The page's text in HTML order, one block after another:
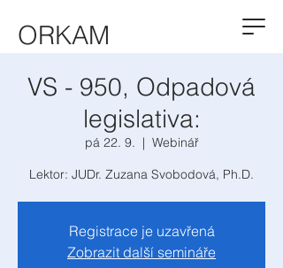
ORKAM
VS - 950, Odpadová
legislativa:
pá 22. 9.
  |
Webinář
Lektor: JUDr. Zuzana Svobodová, Ph.D.
Registrace je uzavřená
Zobrazit další semináře